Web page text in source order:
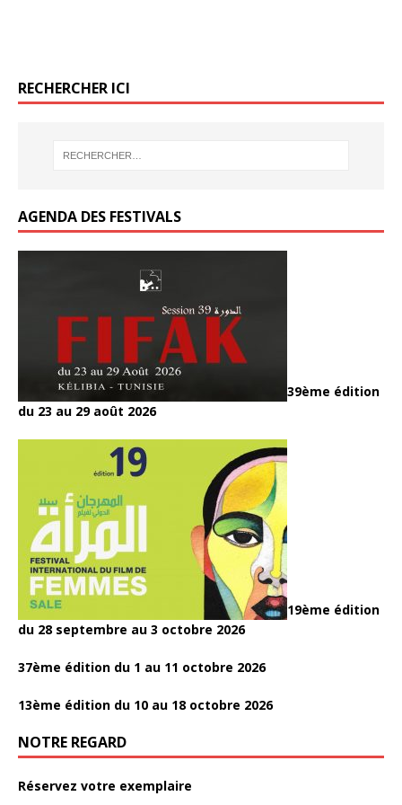
RECHERCHER ICI
AGENDA DES FESTIVALS
39ème édition
du 23 au 29 août 2026
19ème édition
du 28 septembre au 3 octobre 2026
37ème édition du 1 au 11 octobre 2026
13ème édition du 10 au 18 octobre 2026
NOTRE REGARD
Réservez votre exemplaire